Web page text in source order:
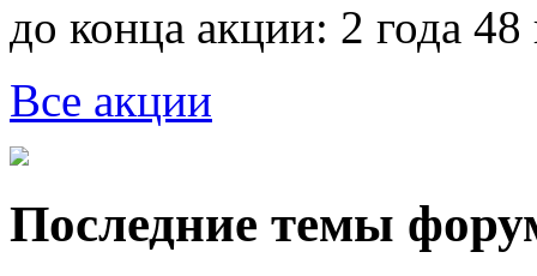
до конца акции: 2 года 48
Все акции
Последние темы